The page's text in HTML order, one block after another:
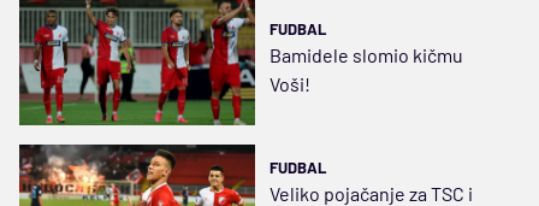
FUDBAL
Bamidele slomio kičmu
Voši!
FUDBAL
Veliko pojačanje za TSC i